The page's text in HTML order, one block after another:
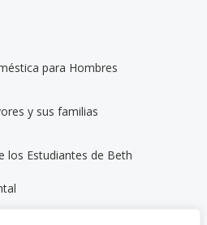
para Hombres
y sus familias
los Estudiantes de Beth